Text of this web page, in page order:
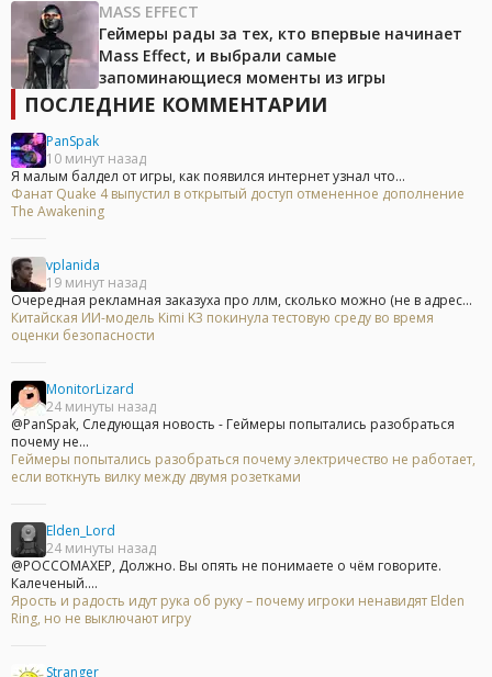
MASS EFFECT
Геймеры рады за тех, кто впервые начинает
Mass Effect, и выбрали самые
запоминающиеся моменты из игры
ПОСЛЕДНИЕ КОММЕНТАРИИ
PanSpak
10 минут назад
Я малым балдел от игры, как появился интернет узнал что...
Фанат Quake 4 выпустил в открытый доступ отмененное дополнение
The Awakening
vplanida
19 минут назад
Очередная рекламная заказуха про ллм, сколько можно (не в адрес...
Китайская ИИ-модель Kimi K3 покинула тестовую среду во время
оценки безопасности
MonitorLizard
24 минуты назад
@PanSpak, Следующая новость - Геймеры попытались разобраться
почему не...
Геймеры попытались разобраться почему электричество не работает,
если воткнуть вилку между двумя розетками
Elden_Lord
24 минуты назад
@POCCOMAXEP, Должно. Вы опять не понимаете о чём говорите.
Калеченый....
Ярость и радость идут рука об руку – почему игроки ненавидят Elden
Ring, но не выключают игру
Stranger